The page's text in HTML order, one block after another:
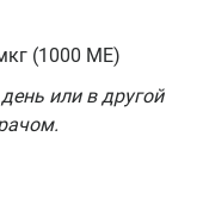
(1000 МЕ)
или в другой